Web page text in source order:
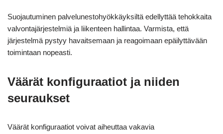
Suojautuminen palvelunestohyökkäyksiltä edellyttää tehokkaita
valvontajärjestelmiä ja liikenteen hallintaa. Varmista, että
järjestelmä pystyy havaitsemaan ja reagoimaan epäilyttävään
toimintaan nopeasti.
Väärät konfiguraatiot ja niiden
seuraukset
Väärät konfiguraatiot voivat aiheuttaa vakavia